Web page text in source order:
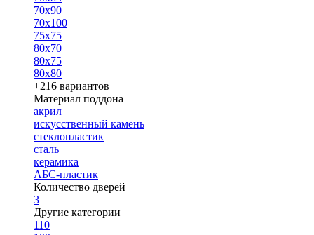
70х90
70х100
75х75
80х70
80х75
80х80
+216 вариантов
Материал поддона
акрил
искусственный камень
стеклопластик
сталь
керамика
АБС-пластик
Количество дверей
3
Другие категории
110